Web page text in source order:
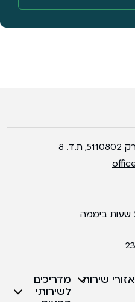
אזורי שירות
מדריכים
לשירותי